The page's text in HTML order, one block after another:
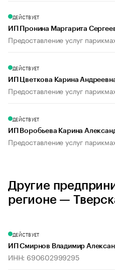
ДЕЙСТВУЕТ
ИП Пронина Маргарита
Предоставление услуг
ДЕЙСТВУЕТ
ИП Цветкова Карина
Предоставление услуг
ДЕЙСТВУЕТ
ИП Воробьева Карина
Предоставление услуг
Другие
регионе —
ДЕЙСТВУЕТ
ИП Смирнов Владимир
ИНН: 690602999295